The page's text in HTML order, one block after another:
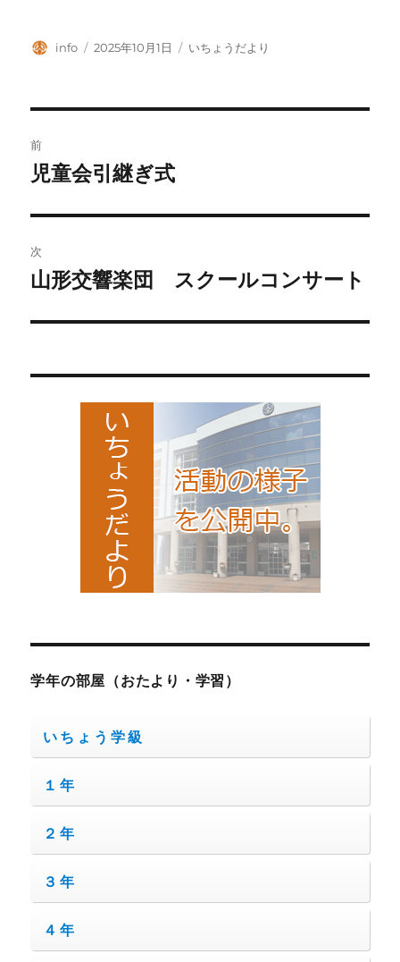
投
info
投
2025年10月1日
カ
いちょうだより
稿
ビ
ゲ
ー
前
前
投
稿:
児童会引継ぎ式
次
次
投
山形交響楽団 スクールコンサート
学年の部屋（おたより・学習）
いちょう学級
１年
２年
３年
４年